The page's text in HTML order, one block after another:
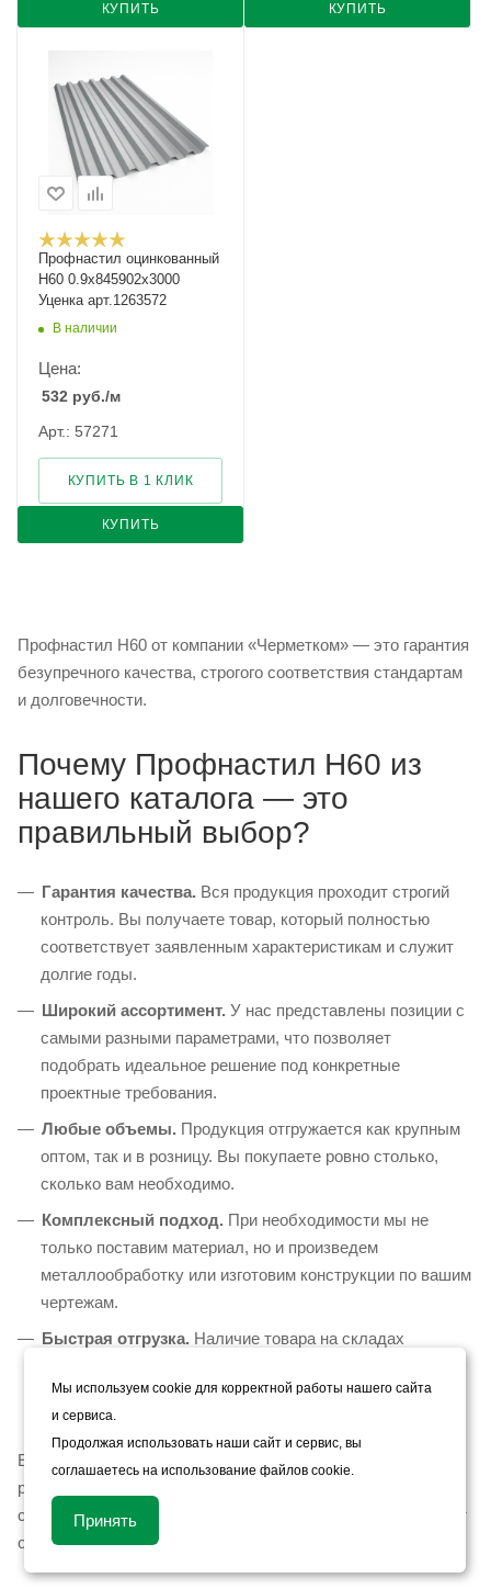
КУПИТЬ КУПИТЬ
Профнастил оцинкованный
Н60 0.9х845902х3000
Уценка арт.1263572
В наличии
Цена:
532 руб./м
Арт.: 57271
КУПИТЬ
КУПИТЬ В 1 КЛИК
Профнастил Н60 от компании «Черметком» — это гарантия
безупречного качества, строгого соответствия стандартам
и долговечности.
Почему Профнастил Н60 из
нашего каталога — это
правильный выбор?
Гарантия качества. Вся продукция проходит строгий
контроль. Вы получаете товар, который полностью
соответствует заявленным характеристикам и служит
долгие годы.
Широкий ассортимент. У нас представлены позиции с
самыми разными параметрами, что позволяет
подобрать идеальное решение под конкретные
проектные требования.
Любые объемы. Продукция отгружается как крупным
оптом, так и в розницу. Вы покупаете ровно столько,
сколько вам необходимо.
Комплексный подход. При необходимости мы не
только поставим материал, но и произведем
металлообработку или изготовим конструкции по вашим
чертежам.
Быстрая отгрузка. Наличие товара на складах
Московской области и в другие регионы РФ.
Если вам требуется помощь с выбором или точным
расчетом объема партии, оставьте заявку — наши
специалисты бесплатно проконсультируют вас и подберут
оптимальное решение под ваши задачи.
Мы используем cookie для корректной работы нашего сайта
и сервиса.
Продолжая использовать наши сайт и сервис, вы
соглашаетесь на использование файлов cookie.
Принять